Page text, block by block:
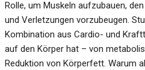
Rolle, um Muskeln aufzubauen,
und Verletzungen vorzubeugen.
Kombination aus Cardio- und
auf den Körper hat – von
Reduktion von Körperfett. Warum